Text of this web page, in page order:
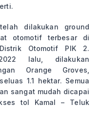
dilakukan ground
otomotif terbesar di
Otomotif PIK 2.
lalu, dilakukan
Orange Groves,
1.1 hektar. Semua
sangat mudah dicapai
tol Kamal – Teluk